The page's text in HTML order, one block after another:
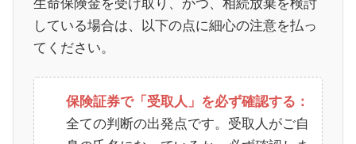
している場合は、以下の点に細心の注意を払っ
てください。
保険証券で「受取人」を必ず確認する：
全ての判断の出発点です。受取人がご自